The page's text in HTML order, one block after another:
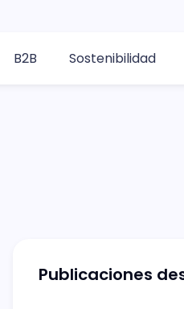
B2B Sostenibilidad
Publicaciones